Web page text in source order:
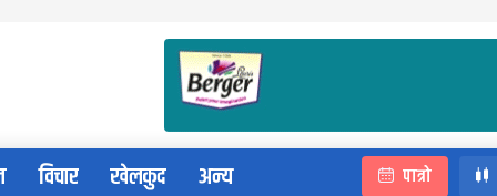
विचार खेलकुद अन्य पात्रो